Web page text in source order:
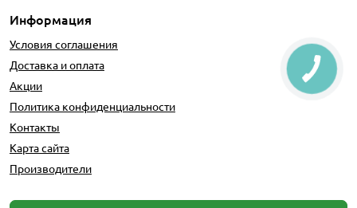
Информация
Условия соглашения
Доставка и оплата
Акции
Политика конфиденциальности
Контакты
Карта сайта
Производители